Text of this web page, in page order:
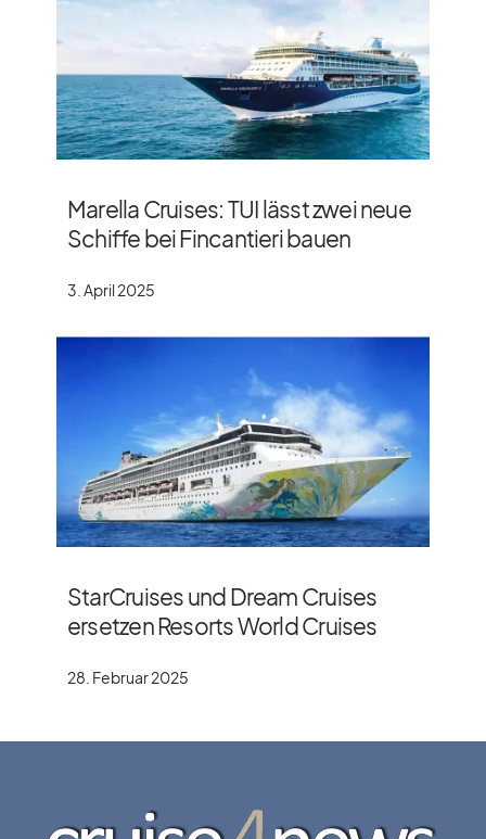
Marella Cruises: TUI lässt zwei neue
Schiffe bei Fincantieri bauen
3. April 2025
StarCruises und Dream Cruises
ersetzen Resorts World Cruises
28. Februar 2025